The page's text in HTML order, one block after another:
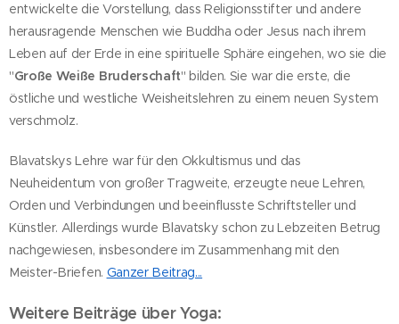
entwickelte die Vorstellung, dass Religionsstifter und andere
herausragende Menschen wie Buddha oder Jesus nach ihrem
Leben auf der Erde in eine spirituelle Sphäre eingehen, wo sie die
"Große Weiße Bruderschaft" bilden. Sie war die erste, die
östliche und westliche Weisheitslehren zu einem neuen System
verschmolz.
Blavatskys Lehre war für den Okkultismus und das
Neuheidentum von großer Tragweite, erzeugte neue Lehren,
Orden und Verbindungen und beeinflusste Schriftsteller und
Künstler. Allerdings wurde Blavatsky schon zu Lebzeiten Betrug
nachgewiesen, insbesondere im Zusammenhang mit den
Meister-Briefen. Ganzer Beitrag...
Weitere Beiträge über Yoga: